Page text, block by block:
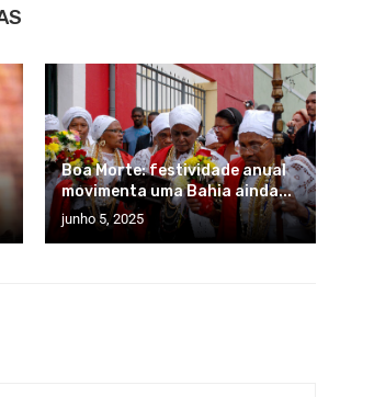
Boa Morte: festividade anual
movimenta uma Bahia ainda...
junho 5, 2025